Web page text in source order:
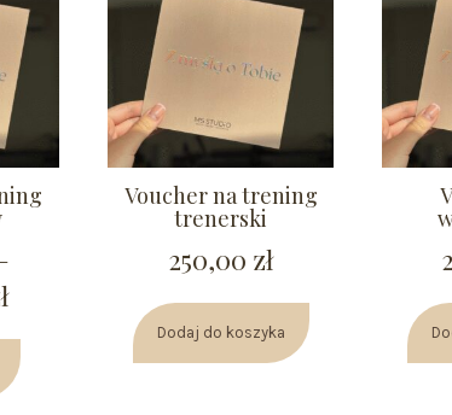
Voucher na trening
trenerski
250,00 zł
Dodaj do koszyka